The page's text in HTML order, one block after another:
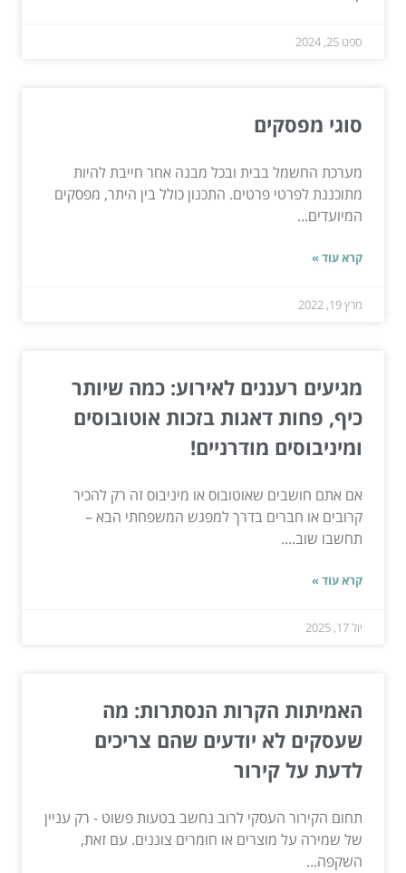
ספט 25, 2024
סוגי מפסקים
מערכת החשמל בבית ובכל מבנה אחר חייבת להיות
מתוכננת לפרטי פרטים. התכנון כולל בין היתר, מפסקים
המיועדים...
קרא עוד »
מרץ 19, 2022
מגיעים רעננים לאירוע: כמה שיותר
כיף, פחות דאגות בזכות אוטובוסים
ומיניבוסים מודרניים!
אם אתם חושבים שאוטובוס או מיניבוס זה רק להכיר
קרובים או חברים בדרך למפגש המשפחתי הבא –
תחשבו שוב....
קרא עוד »
יול 17, 2025
האמיתות הקרות הנסתרות: מה
שעסקים לא יודעים שהם צריכים
לדעת על קירור
תחום הקירור העסקי לרוב נחשב בטעות פשוט - רק עניין
של שמירה על מוצרים או חומרים צוננים. עם זאת,
השקפה...